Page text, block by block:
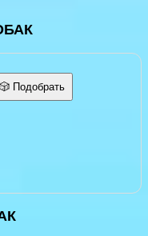
🎲 Подобрать